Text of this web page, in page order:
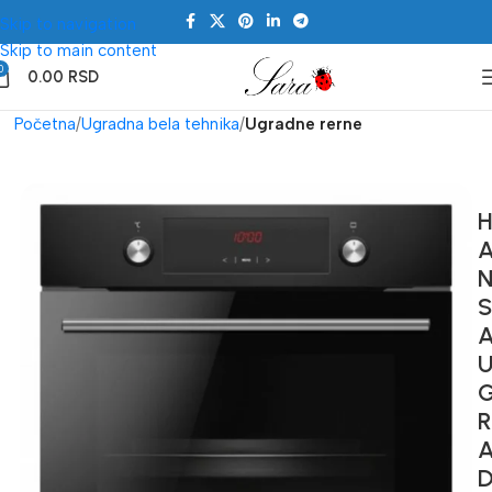
Skip to navigation
Skip to main content
0.00 RSD
Početna Ugradna bela tehnika Ugradne rerne
H
N
S
R